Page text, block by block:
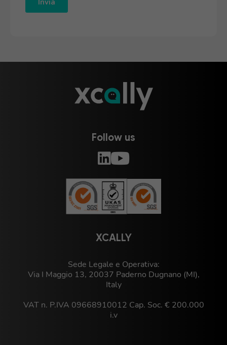
XCALLY
Sede Legale e Operativa:
Via I Maggio 13, 20037 Paderno Dugnano (MI),
Italy
VAT n. P.IVA 09668910012 Cap. Soc. € 200.000
i.v
Follow us